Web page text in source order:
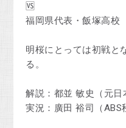
🆚
福岡県代表・飯塚高校
明桜にとっては初戦と
る。
解説：都並 敏史（元日
実況：廣田 裕司（ABS